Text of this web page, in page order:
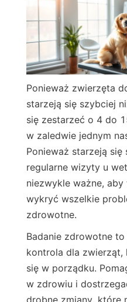
Ponieważ zwierzęta
starzeją się szybciej
się zestarzeć o 4 do
w zaledwie jednym
Ponieważ starzeją się
regularne wizyty u
niezwykle ważne, aby
wykryć wszelkie
zdrowotne.
Badanie zdrowotne
kontrola dla zwierząt,
się w porządku.
w zdrowiu i
drobne zmiany, które